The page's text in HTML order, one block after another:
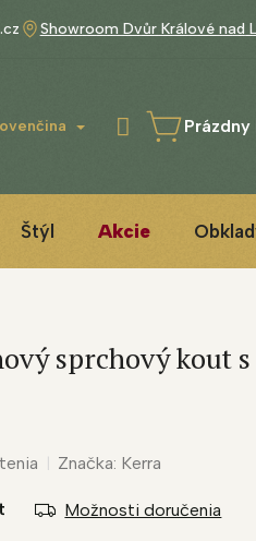
Showroom Dvůr Králové nad
NÁKUPNÝ
Štýl Akcie
Možnosti doručenia
sprchový kout s
Značka: Kerra